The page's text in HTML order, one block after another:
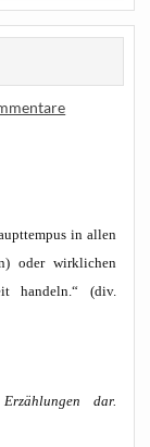
in allen
oder wirk­li­chen
han­deln.“ (div.
dar.